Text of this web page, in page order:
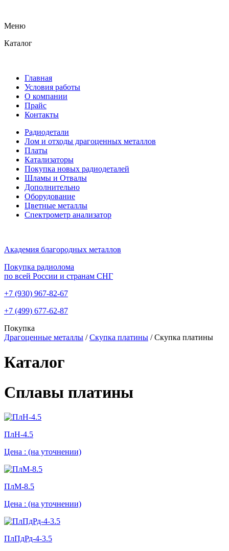
Меню
Каталог
Главная
Условия работы
О компании
Прайс
Контакты
Радиодетали
Лом и отходы драгоценных металлов
Платы
Катализаторы
Покупка новых радиодеталей
Шламы и Отвалы
Дополнительно
Оборудование
Цветные металлы
Спектрометр анализатор
Академия благородных металлов
Покупка радиолома
по всей России и странам СНГ
+7 (930) 967-82-67
+7 (499) 677-62-87
Покупка
Драгоценные металлы / Скупка платины / Скупка платины
Каталог
Сплавы платины
ПлН-4.5
Цена : (на уточнении)
ПлМ-8.5
Цена : (на уточнении)
ПлПдРд-4-3.5